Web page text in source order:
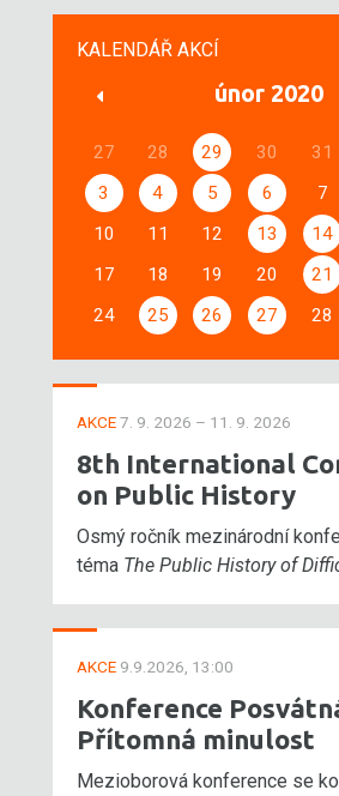
KALENDÁŘ AKCÍ
únor 2020
27 28 29 30 31
3
4 5 6 7
10
11 12 13 14
17
18 19 20 21
24
25 26 27 28
AKCE7. 9. 2026 – 11. 9. 2026
8th International
on Public History
Osmý ročník mezinárodní
téma The Public History of
AKCE 9.9.2026, 13:00
Konference
Přítomná minulost
Mezioborová konference se